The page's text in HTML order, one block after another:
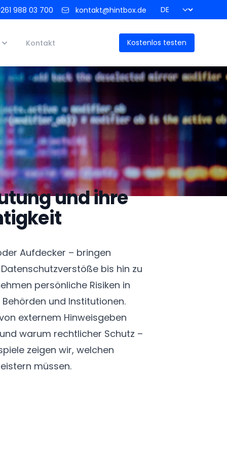
988 03 700 kontakt@hintbox.de
Kontakt Kostenlos testen
Zum Seitenanfang
und ihre
Aufdecker – bringen
bis hin zu
persönliche Risiken in
und Institutionen.
externem Hinweisgeben
warum rechtlicher Schutz –
zeigen wir, welchen
müssen.